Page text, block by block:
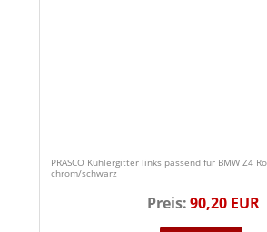
PRASCO Kühlergitter links passend für BMW Z4
chrom/schwarz
Preis:90,20 EUR